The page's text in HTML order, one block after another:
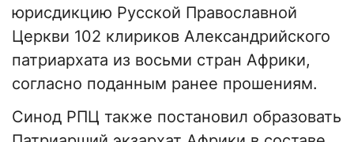
юрисдикцию Русской Православной
Церкви 102 клириков Александрийского
патриархата из восьми стран Африки,
согласно поданным ранее прошениям.
Синод РПЦ также постановил образовать